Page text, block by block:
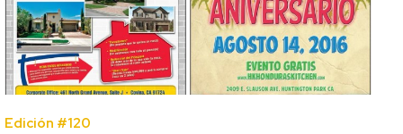
Edición #120